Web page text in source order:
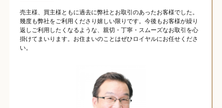
売主様、買主様ともに過去に弊社とお取引のあったお客様でした。
幾度も弊社をご利用くださり嬉しい限りです。今後もお客様が繰り
返しご利用したくなるような、親切・丁寧・スムーズなお取引を心
掛けてまいります。お住まいのことはぜひロイヤルにお任せくださ
い。